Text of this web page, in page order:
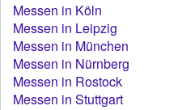
Messen in Köln
Messen in Leipzig
Messen in München
Messen in Nürnberg
Messen in Rostock
Messen in Stuttgart